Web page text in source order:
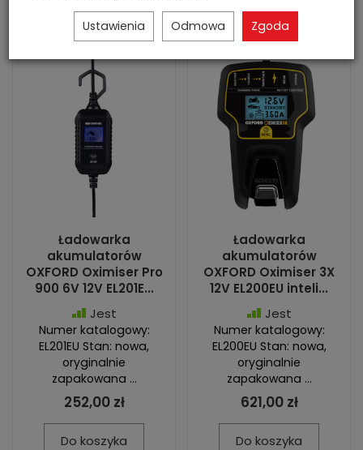
Do koszyka Do koszyka
Ładowarka
akumulatorów
OXFORD Oximiser Pro
900 6V 12V EL201E...
Jest
Numer katalogowy:
EL201EU Stan: nowa,
oryginalnie
zapakowana ...
252,00 zł
Do koszyka
Ładowarka
akumulatorów
OXFORD Oximiser 3X
12V EL200EU inteli...
Jest
Numer katalogowy:
EL200EU Stan: nowa,
oryginalnie
zapakowana ...
621,00 zł
Do koszyka
Ustawienia Odmowa Zgoda